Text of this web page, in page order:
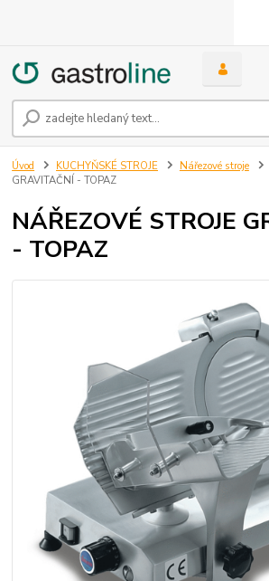
Úvod KUCHYŇSKÉ STROJE Nářezové stroje
GRAVITAČNÍ - TOPAZ
NÁŘEZOVÉ STROJE
- TOPAZ